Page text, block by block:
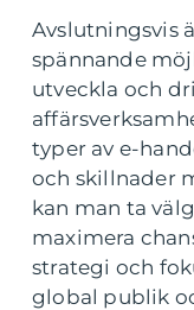
Avslutningsvis
spännande
utveckla och
typer av e-
och skillnader
kan man ta
maximera
strategi och
global publik